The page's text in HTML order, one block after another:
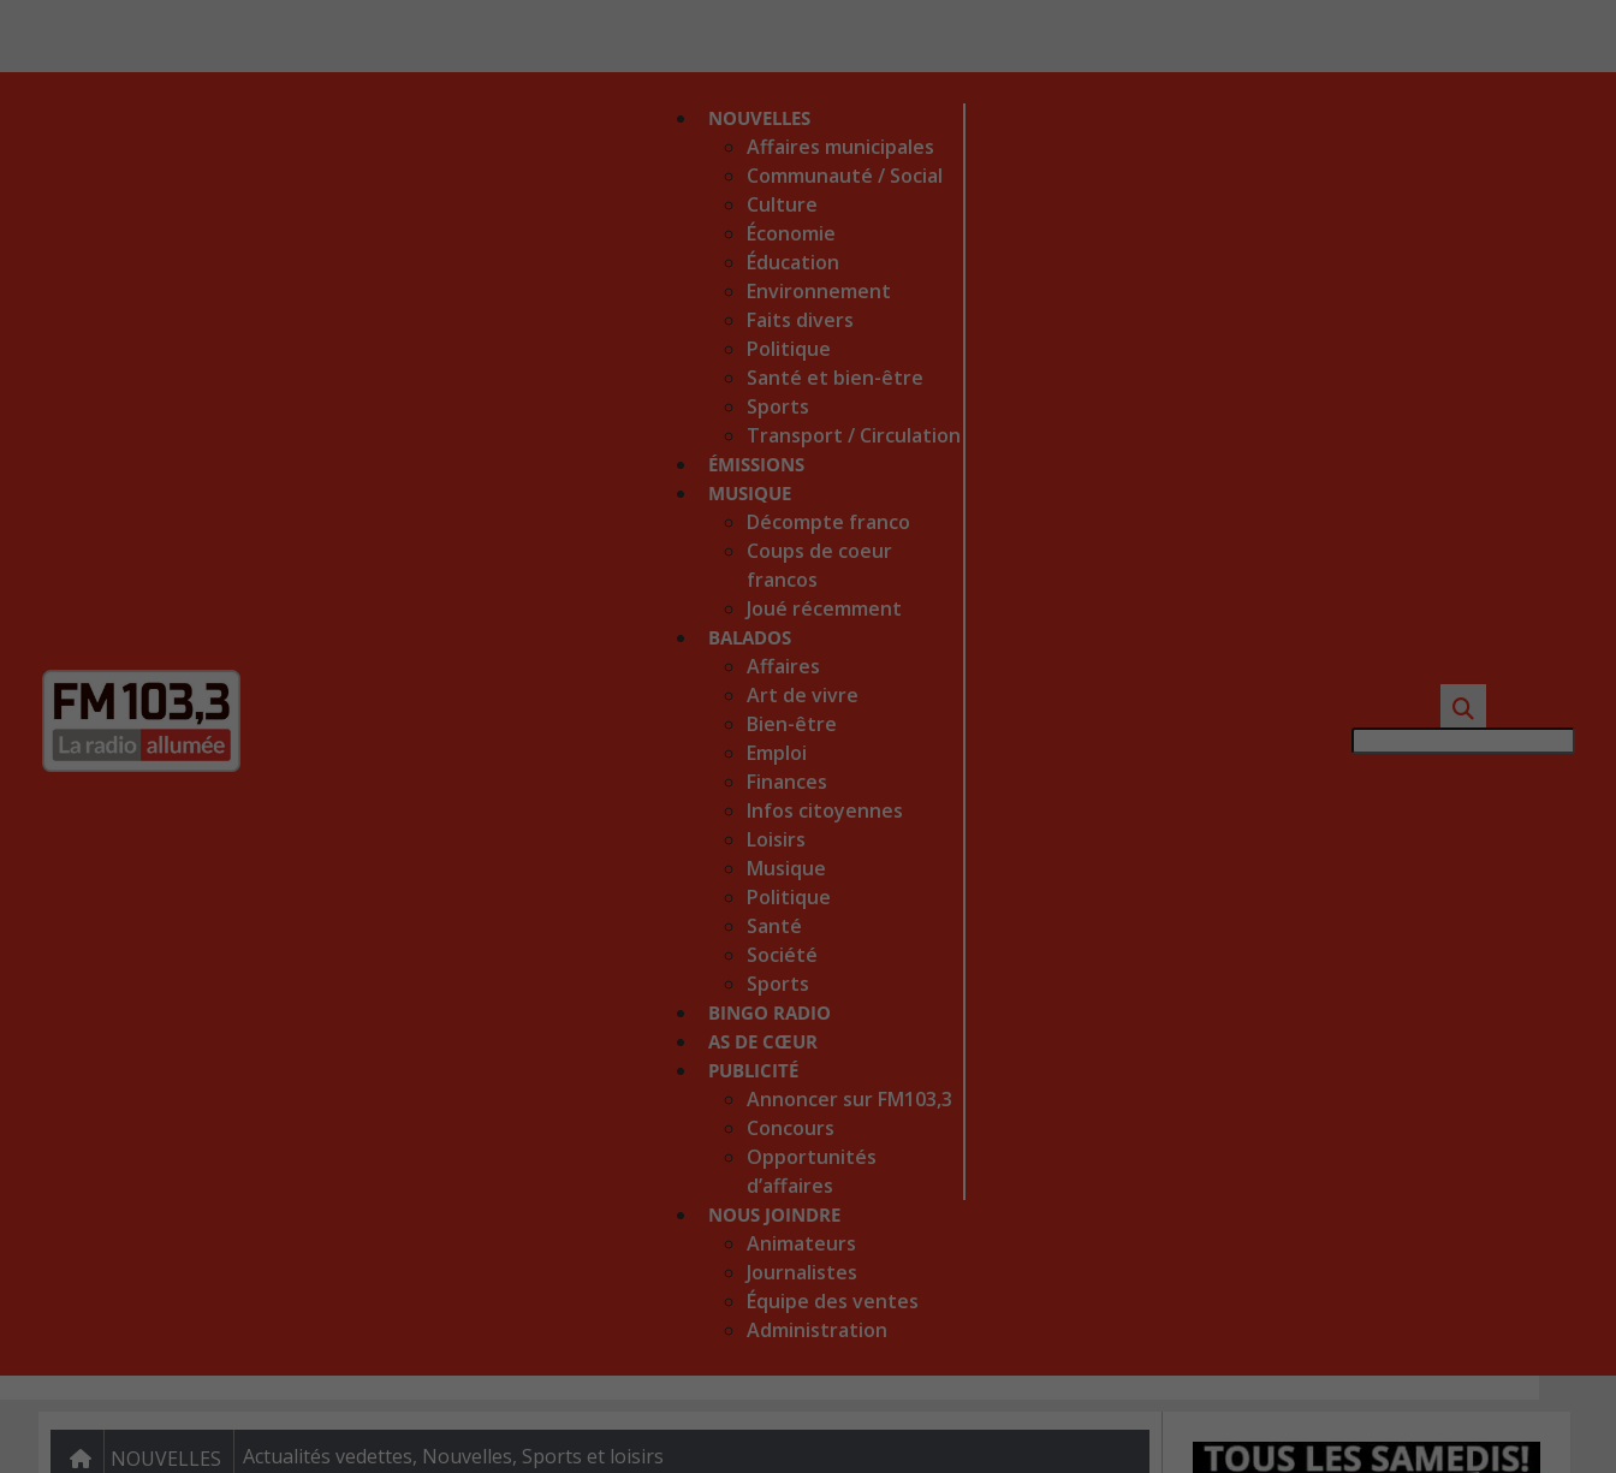
NOUVELLES
Affaires municipales
Communauté / Social
Culture
Économie
Éducation
Environnement
Faits divers
Politique
Santé et bien-être
Sports
Transport / Circulation
ÉMISSIONS
MUSIQUE
Décompte franco
Coups de coeur
francos
Joué récemment
BALADOS
Affaires
Art de vivre
Bien-être
Emploi
Finances
Infos citoyennes
Loisirs
Musique
Politique
Santé
Société
Sports
BINGO RADIO
AS DE CŒUR
PUBLICITÉ
Annoncer sur FM103,3
Concours
Opportunités
d’affaires
NOUS JOINDRE
Animateurs
Journalistes
Équipe des ventes
Administration
NOUVELLES Actualités vedettes, Nouvelles, Sports et loisirs